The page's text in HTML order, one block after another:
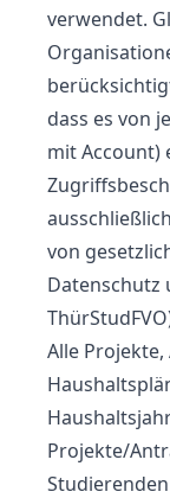
verwendet.
dass es von
mit Account)
von
Datenschutz
Alle
Projekte/